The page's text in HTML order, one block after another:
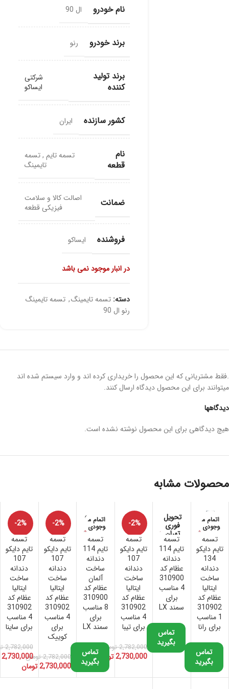
نام خودرو ال 90
برند خودرو رنو
برند تولید
کننده
شرکتی
ایساکو
کشور سازنده ایران
نام
قطعه
تسمه تایم ,تسمه
تایمینگ
ضمانت
اصالت کالا و سلامت
فیزیکی قطعه
فروشنده ایساکو
در انبار موجود نمی باشد
دسته: تسمه تایمینگ, تسمه تایمینگ
رنو ال 90
دیدگاهها
هیچ دیدگاهی برای این محصول نوشته نشده است.
.فقط مشتریانی که این محصول را خریداری کرده اند و وارد سیستم شده اند
میتوانند برای این محصول دیدگاه ارسال کنند.
محصولات مشابه
اتمام م
وجودی
تسمه
تایم دایکو
134
دندانه
ساخت
ایتالیا
عظام کد
310902
1 مناسب
برای رانا
تماس
بگیرید
تحویل
فوری
تهران
تسمه
تایم 114
دندانه
عظام کد
310900
4 مناسب
برای
سمند LX
تماس
بگیرید
-2%
تسمه
تایم دایکو
107
دندانه
ساخت
ایتالیا
عظام کد
310902
4 مناسب
برای تیبا
2,782,000 تومان
2,730,000تومان
اتمام م
وجودی
تسمه
تایم 114
دندانه
ساخت
آلمان
عظام کد
310900
8 مناسب
برای
سمند LX
تماس
بگیرید
-2%
تسمه
تایم دایکو
107
دندانه
ساخت
ایتالیا
عظام کد
310902
4 مناسب
برای
کوییک
2,782,000 تومان
2,730,000تومان
-2%
تسمه
تایم دایکو
107
دندانه
ساخت
ایتالیا
عظام کد
310902
4 مناسب
برای ساینا
2,782,000
2,730,000